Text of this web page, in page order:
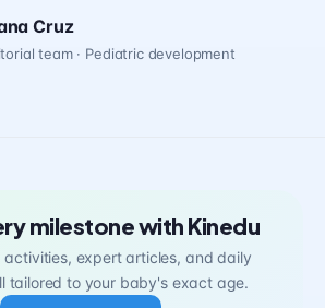
Cruz
team · Pediatric development
milestone with Kinedu
activities, expert articles, and daily
tailored to your baby's exact age.